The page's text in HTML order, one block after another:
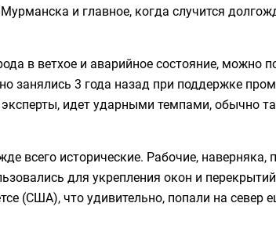
и главное, когда случится
в ветхое и аварийное состояние, можно
занялись 3 года назад при поддержке
эксперты, идет ударными темпами, обычно
всего исторические. Рабочие, наверняка,
для укрепления окон и
(США), что удивительно, попали на север